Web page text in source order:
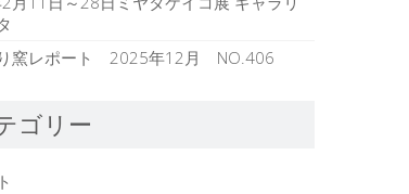
窯レポート 2025年12月 NO.406
ゴリー